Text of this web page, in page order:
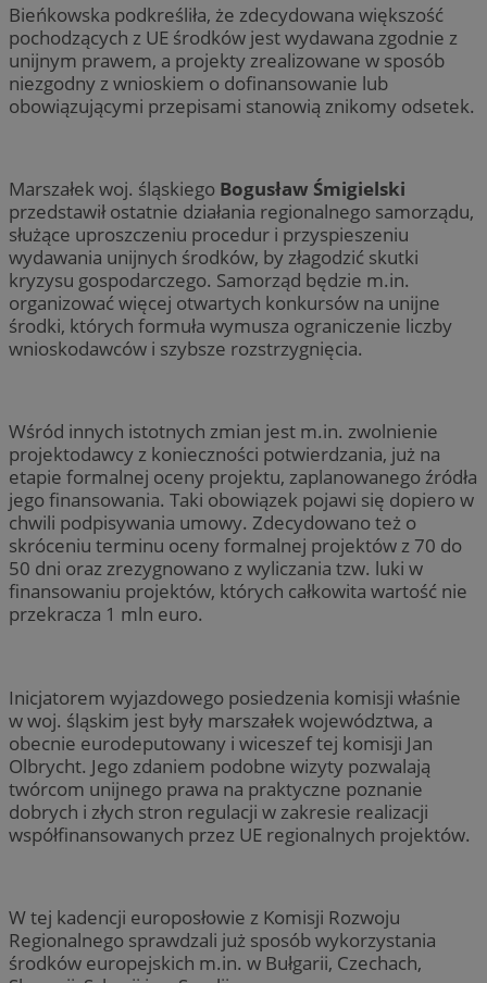
Bieńkowska podkreśliła, że zdecydowana większość
pochodzących z UE środków jest wydawana zgodnie z
unijnym prawem, a projekty zrealizowane w sposób
niezgodny z wnioskiem o dofinansowanie lub
obowiązującymi przepisami stanowią znikomy odsetek.
Marszałek woj. śląskiego Bogusław Śmigielski
przedstawił ostatnie działania regionalnego samorządu,
służące uproszczeniu procedur i przyspieszeniu
wydawania unijnych środków, by złagodzić skutki
kryzysu gospodarczego. Samorząd będzie m.in.
organizować więcej otwartych konkursów na unijne
środki, których formuła wymusza ograniczenie liczby
wnioskodawców i szybsze rozstrzygnięcia.
Wśród innych istotnych zmian jest m.in. zwolnienie
projektodawcy z konieczności potwierdzania, już na
etapie formalnej oceny projektu, zaplanowanego źródła
jego finansowania. Taki obowiązek pojawi się dopiero w
chwili podpisywania umowy. Zdecydowano też o
skróceniu terminu oceny formalnej projektów z 70 do
50 dni oraz zrezygnowano z wyliczania tzw. luki w
finansowaniu projektów, których całkowita wartość nie
przekracza 1 mln euro.
Inicjatorem wyjazdowego posiedzenia komisji właśnie
w woj. śląskim jest były marszałek województwa, a
obecnie eurodeputowany i wiceszef tej komisji Jan
Olbrycht. Jego zdaniem podobne wizyty pozwalają
twórcom unijnego prawa na praktyczne poznanie
dobrych i złych stron regulacji w zakresie realizacji
współfinansowanych przez UE regionalnych projektów.
W tej kadencji europosłowie z Komisji Rozwoju
Regionalnego sprawdzali już sposób wykorzystania
środków europejskich m.in. w Bułgarii, Czechach,